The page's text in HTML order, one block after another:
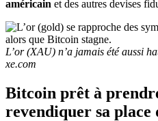
américain et des autres devises
L’or (XAU) n’a jamais été aussi
xe.com
Bitcoin prêt à
revendiquer sa place